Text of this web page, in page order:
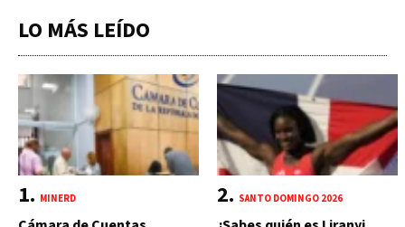
LO MÁS LEÍDO
MINERD SANTO DOMINGO 2026